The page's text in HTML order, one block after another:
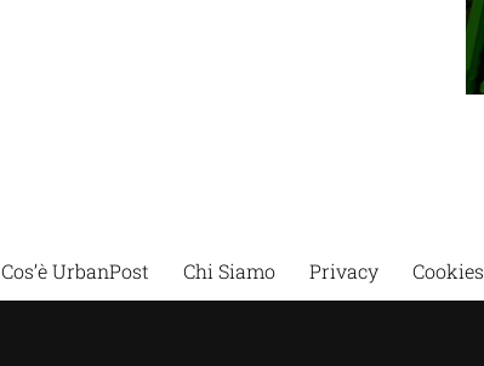
Cos’è UrbanPost Chi Siamo Privacy Cookies